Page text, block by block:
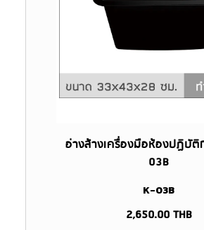
อ่างล้างเครื่องมือห้องปฏิบัติ
03B
K-03B
2,650.00THB